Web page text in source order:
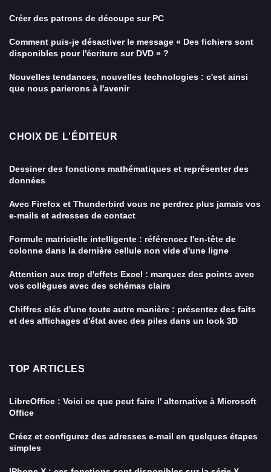
Créer des patrons de découpe sur PC
Comment puis-je désactiver le message « Des fichiers sont
disponibles pour l'écriture sur DVD » ?
Nouvelles tendances, nouvelles technologies : c'est ainsi
que nous parierons à l'avenir
CHOIX DE L'ÉDITEUR
Dessiner des fonctions mathématiques et représenter des
données
Avec Firefox et Thunderbird vous ne perdrez plus jamais vos
e-mails et adresses de contact
Formule matricielle intelligente : référencez l'en-tête de
colonne dans la dernière cellule non vide d'une ligne
Attention aux trop d'effets Excel : marquez des points avec
vos collègues avec des schémas clairs
Chiffres clés d'une toute autre manière : présentez des faits
et des affichages d'état avec des piles dans un look 3D
TOP ARTICLES
LibreOffice : Voici ce que peut faire l' alternative à Microsoft
Office
Créez et configurez des adresses e-mail en quelques étapes
simples